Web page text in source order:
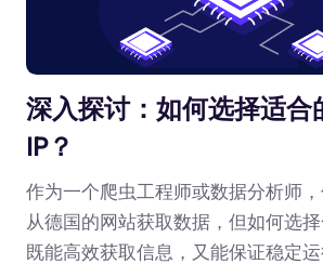
深入探讨：如何选择适合
IP？
作为一个爬虫工程师或数据分析师
从德国的网站获取数据，但如何选择
既能高效获取信息，又能保证稳定